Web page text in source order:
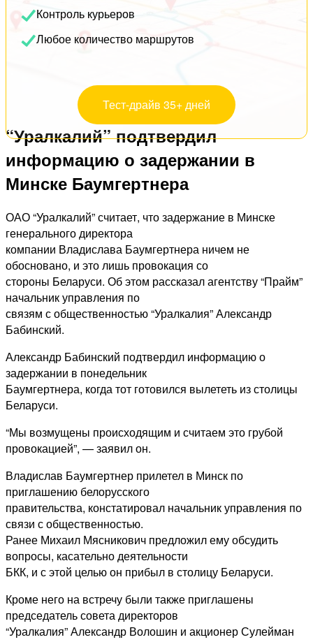
Контроль курьеров
Любое количество маршрутов
Тест-драйв 35+ дней
“Уралкалий” подтвердил
информацию о задержании в
Минске Баумгертнера
ОАО “Уралкалий” считает, что задержание в Минске
генерального директора
компании Владислава Баумгертнера ничем не
обосновано, и это лишь провокация со
стороны Беларуси. Об этом рассказал агентству “Прайм”
начальник управления по
связям с общественностью “Уралкалия” Александр
Бабинский.
Александр Бабинский подтвердил информацию о
задержании в понедельник
Баумгертнера, когда тот готовился вылететь из столицы
Беларуси.
“Мы возмущены происходящим и считаем это грубой
провокацией”, — заявил он.
Владислав Баумгертнер прилетел в Минск по
приглашению белорусского
правительства, констатировал начальник управления по
связи с общественностью.
Ранее Михаил Мясникович предложил ему обсудить
вопросы, касательно деятельности
БКК, и с этой целью он прибыл в столицу Беларуси.
Кроме него на встречу были также приглашены
председатель совета директоров
“Уралкалия” Александр Волошин и акционер Сулейман